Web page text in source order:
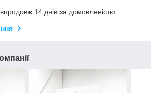
14 днів за домовленістю